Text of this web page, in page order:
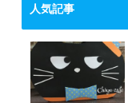
人気記事